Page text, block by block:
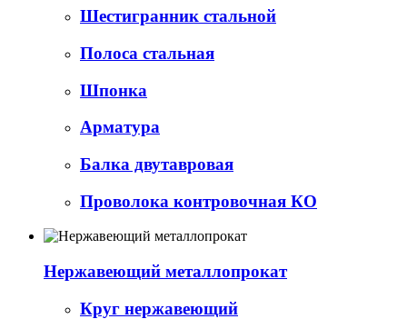
Шестигранник стальной
Полоса стальная
Шпонка
Арматура
Балка двутавровая
Проволока контровочная КО
Нержавеющий металлопрокат
Круг нержавеющий